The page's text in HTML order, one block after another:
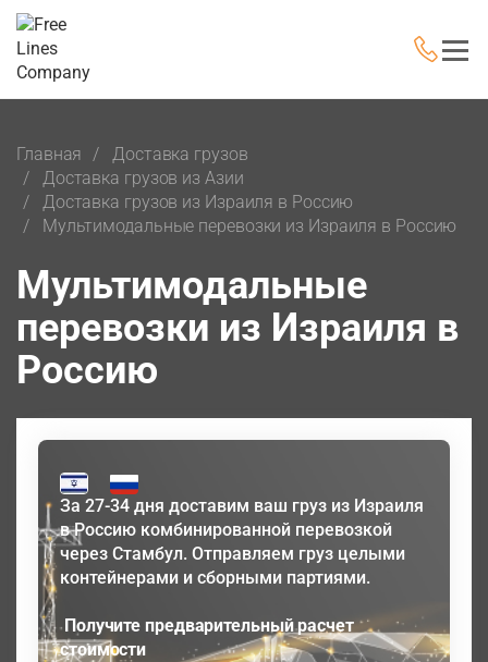
Главная
Доставка грузов
Доставка грузов из Азии
Доставка грузов из Израиля в Россию
Мультимодальные перевозки из Израиля в Россию
Мультимодальные
перевозки из Израиля в
Россию
За 27-34 дня доставим ваш груз из Израиля
в Россию комбинированной перевозкой
через Стамбул. Отправляем груз целыми
контейнерами и сборными партиями.
Получите предварительный расчет
стоимости